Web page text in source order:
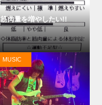
筋肉量を増やしたい!!
MUSIC